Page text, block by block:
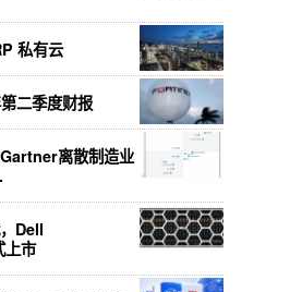
私有云
二季度财报
离散制造业
Dell
市